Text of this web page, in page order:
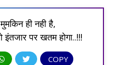
ही नही है,
इंतजार पर खतम होगा..!!!
COPY